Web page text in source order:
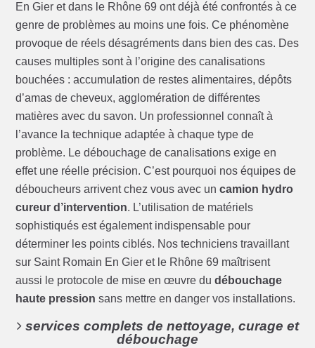
En Gier et dans le Rhône 69 ont déjà été confrontés à ce
genre de problèmes au moins une fois. Ce phénomène
provoque de réels désagréments dans bien des cas. Des
causes multiples sont à l’origine des canalisations
bouchées : accumulation de restes alimentaires, dépôts
d’amas de cheveux, agglomération de différentes
matières avec du savon. Un professionnel connaît à
l’avance la technique adaptée à chaque type de
problème. Le débouchage de canalisations exige en
effet une réelle précision. C’est pourquoi nos équipes de
déboucheurs arrivent chez vous avec uncamion hydro
cureur d’intervention. L’utilisation de matériels
sophistiqués est également indispensable pour
déterminer les points ciblés. Nos techniciens travaillant
sur Saint Romain En Gier et le Rhône 69 maîtrisent
aussi le protocole de mise en œuvre dudébouchage
haute pression sans mettre en danger vos installations.
services complets de nettoyage, curage et
débouchage